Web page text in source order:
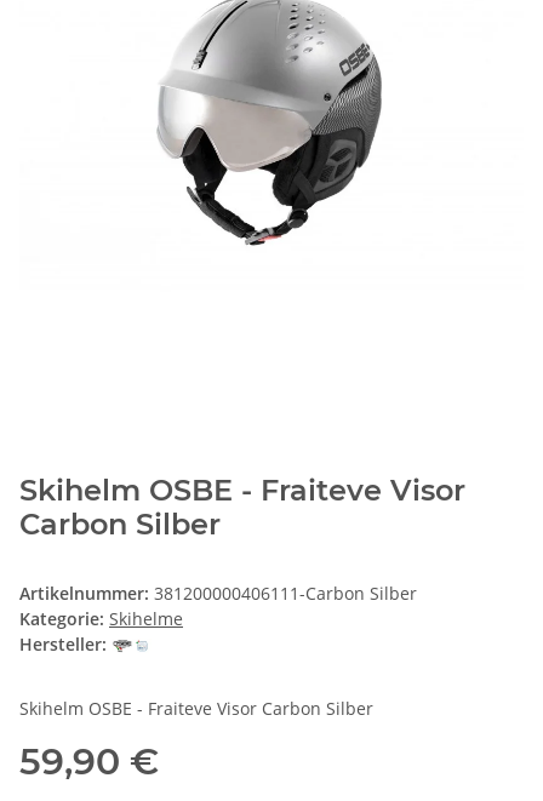
Skihelm OSBE - Fraiteve Visor
Carbon Silber
Artikelnummer: 381200000406111-Carbon Silber
Kategorie: Skihelme
Hersteller:
Skihelm OSBE - Fraiteve Visor Carbon Silber
59,90 €